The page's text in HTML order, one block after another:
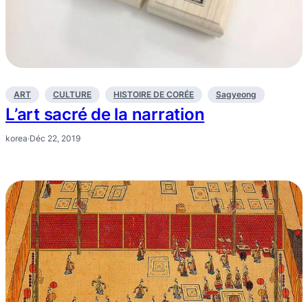
ART CULTURE HISTOIRE DE CORÉE Sagyeong
L’art sacré de la narration
korea·Déc 22, 2019